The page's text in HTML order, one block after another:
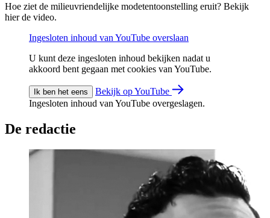
Hoe ziet de milieuvriendelijke modetentoonstelling eruit? Bekijk
hier de video.
Ingesloten inhoud van YouTube overslaan
U kunt deze ingesloten inhoud bekijken nadat u
akkoord bent gegaan met cookies van YouTube.
Ik ben het eens
Bekijk op YouTube
Ingesloten inhoud van YouTube overgeslagen.
De redactie